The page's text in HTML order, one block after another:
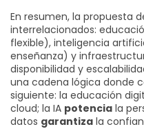
En resumen, la propuesta
interrelacionados:
flexible), inteligencia
enseñanza) y
disponibilidad y
una cadena lógica donde
siguiente: la educación
cloud; la IA potencia la
datos garantiza la